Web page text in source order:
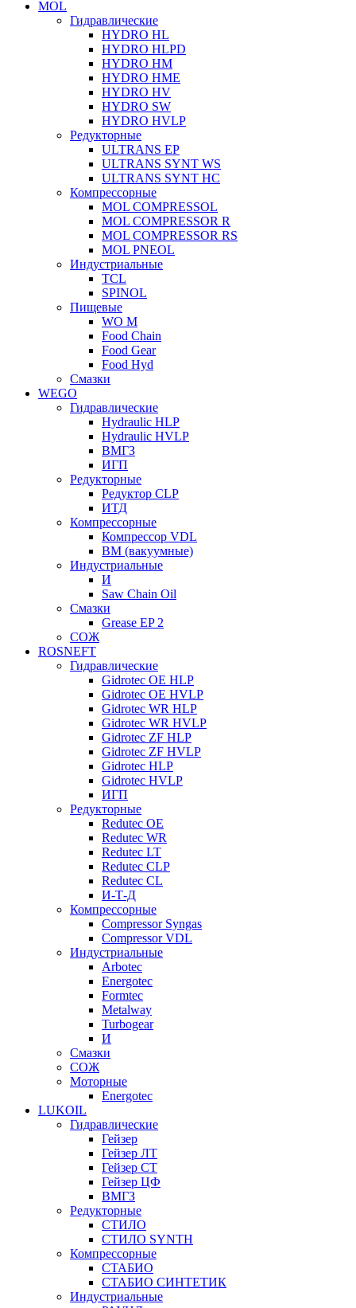
MOL
Гидравлические
HYDRO HL
HYDRO HLPD
HYDRO HM
HYDRO HME
HYDRO HV
HYDRO SW
HYDRO HVLP
Редукторные
ULTRANS EP
ULTRANS SYNT WS
ULTRANS SYNT HC
Компрессорные
MOL COMPRESSOL
MOL COMPRESSOR R
MOL COMPRESSOR RS
MOL PNEOL
Индустриальные
TCL
SPINOL
Пищевые
WO M
Food Chain
Food Gear
Food Hyd
Смазки
WEGO
Гидравлические
Hydraulic HLP
Hydraulic HVLP
ВМГЗ
ИГП
Редукторные
Редуктор CLP
ИТД
Компрессорные
Компрессор VDL
ВМ (вакуумные)
Индустриальные
И
Saw Chain Oil
Смазки
Grease EP 2
СОЖ
ROSNEFT
Гидравлические
Gidrotec OE HLP
Gidrotec OE HVLP
Gidrotec WR HLP
Gidrotec WR HVLP
Gidrotec ZF HLP
Gidrotec ZF HVLP
Gidrotec HLP
Gidrotec HVLP
ИГП
Редукторные
Redutec OE
Redutec WR
Redutec LT
Redutec CLP
Redutec CL
И-Т-Д
Компрессорные
Compressor Syngas
Compressor VDL
Индустриальные
Arbotec
Energotec
Formtec
Metalway
Turbogear
И
Смазки
СОЖ
Моторные
Energotec
LUKOIL
Гидравлические
Гейзер
Гейзер ЛТ
Гейзер СТ
Гейзер ЦФ
ВМГЗ
Редукторные
СТИЛО
СТИЛО SYNTH
Компрессорные
СТАБИО
СТАБИО СИНТЕТИК
Индустриальные